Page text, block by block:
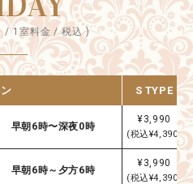
/ 1室料金 / 税込 )
S TYPE
早朝6時〜深夜0時
¥3,990
(税込¥4,390)
早朝6時～夕方6時
¥3,990
(税込¥4,390)